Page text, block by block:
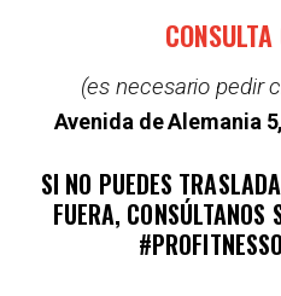
(es necesario pedir
Avenida de Alemania
SI NO PUEDES
FUERA, CONSÚLTANOS